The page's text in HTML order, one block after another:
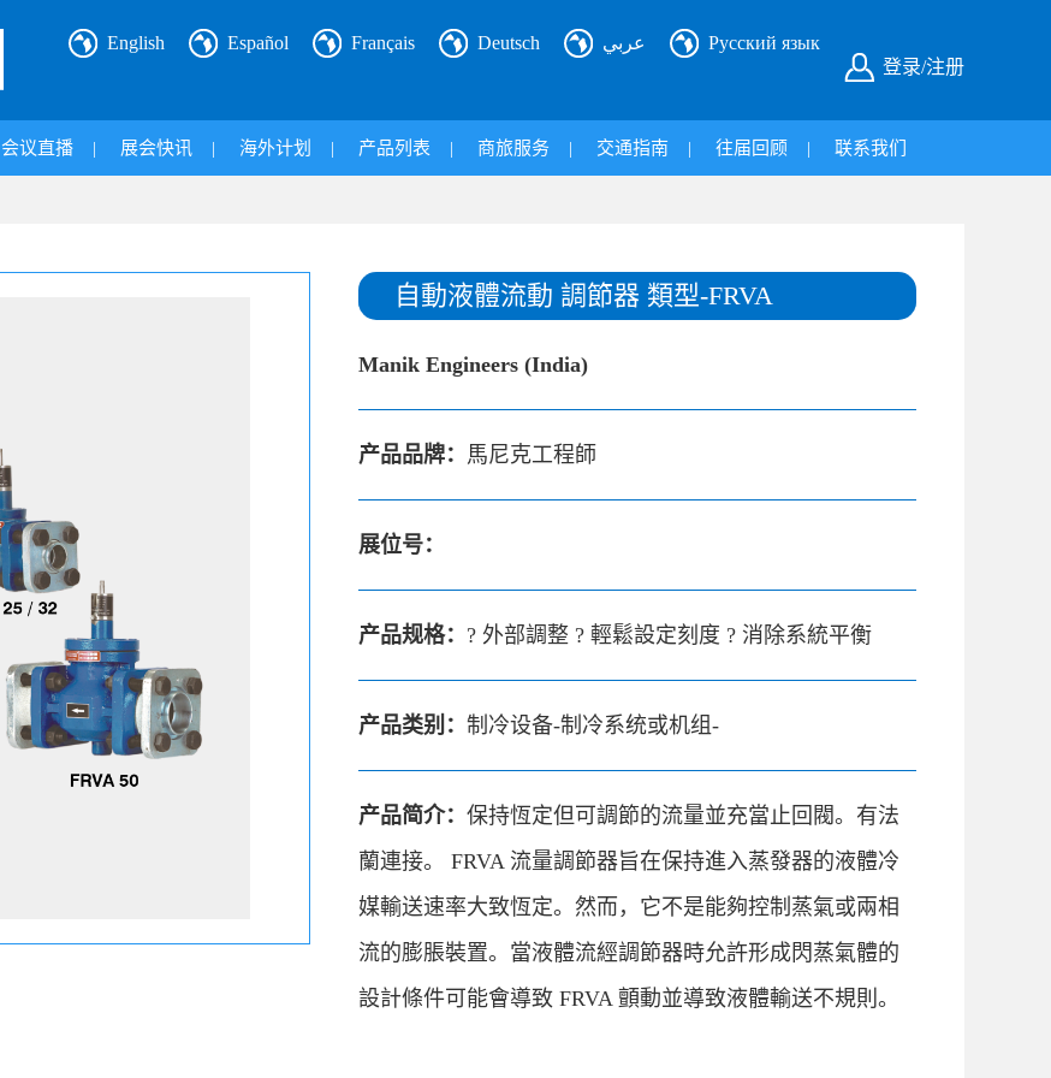
登录/注册
English Español Français Deutsch عربي Русский язык
会议直播 | 展会快讯 | 海外计划 | 产品列表 | 商旅服务 | 交通指南 | 往届回顾 | 联系我们
自動液體流動 調節器 類型-FRVA
Manik Engineers (India)
产品品牌： 馬尼克工程師
展位号：
产品规格： ? 外部調整 ? 輕鬆設定刻度 ? 消除系統平衡
产品类别： 制冷设备-制冷系统或机组-
产品简介： 保持恆定但可調節的流量並充當止回閥。有法
蘭連接。 FRVA 流量調節器旨在保持進入蒸發器的液體冷
媒輸送速率大致恆定。然而，它不是能夠控制蒸氣或兩相
流的膨脹裝置。當液體流經調節器時允許形成閃蒸氣體的
設計條件可能會導致 FRVA 顫動並導致液體輸送不規則。